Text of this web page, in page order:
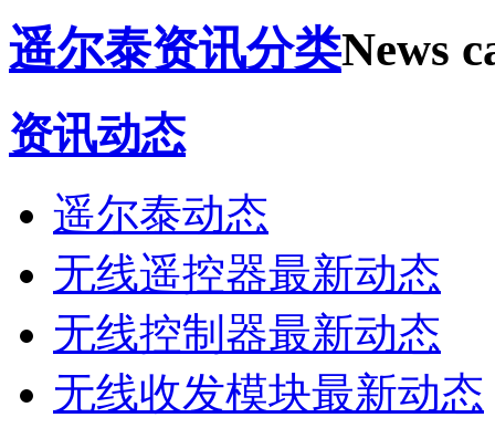
遥尔泰资讯分类News
资讯动态
遥尔泰动态
无线遥控器最新动态
无线控制器最新动态
无线收发模块最新动态